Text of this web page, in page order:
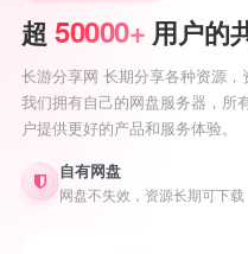
超 50000+ 用户的
长游分享网 长期分享各种资源，
我们拥有自己的网盘服务器，所
户提供更好的产品和服务体验。
自有网盘
网盘不失效，资源长期可下载